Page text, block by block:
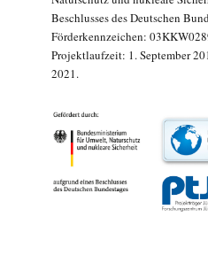
Beschlusses des Deutschen
Förderkennzeichen:
Projektlaufzeit: 1. September
2021.